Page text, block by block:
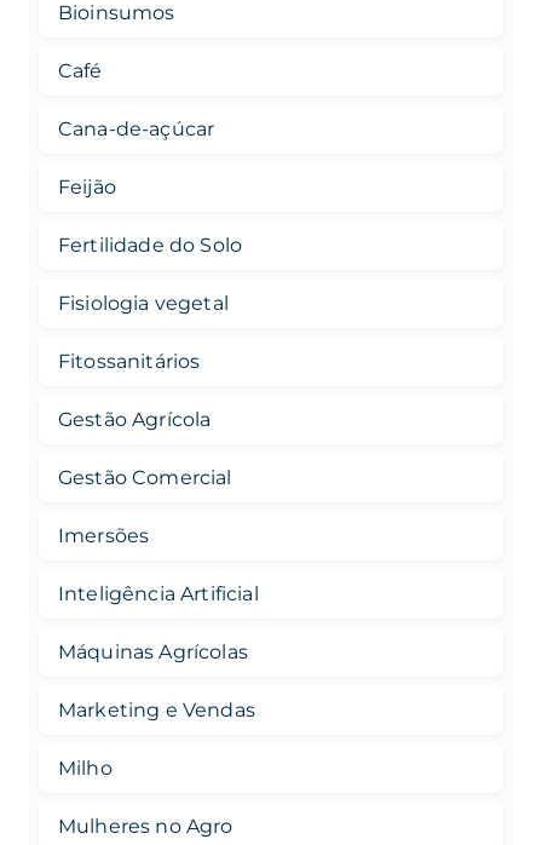
Bioinsumos
Café
Cana-de-açúcar
Feijão
Fertilidade do Solo
Fisiologia vegetal
Fitossanitários
Gestão Agrícola
Gestão Comercial
Imersões
Inteligência Artificial
Máquinas Agrícolas
Marketing e Vendas
Milho
Mulheres no Agro